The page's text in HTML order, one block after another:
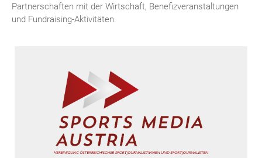
Partnerschaften mit der Wirtschaft, Benefizveranstaltungen
und Fundraising-Aktivitäten.